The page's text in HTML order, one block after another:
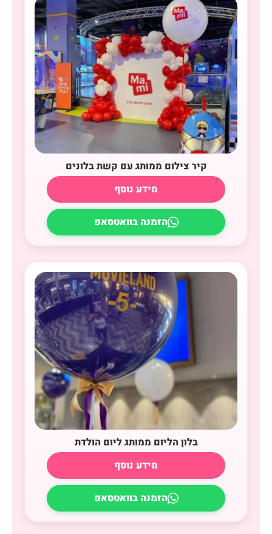
קיר צילום ממותג עם קשת בלונים
מידע נוסף
הזמנה בוואטסאפ
בלון הליום ממותג ליום הולדת
מידע נוסף
הזמנה בוואטסאפ